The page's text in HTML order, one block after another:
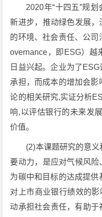
2020年“十四五”规
新进步，推动绿色发展
的环境、社会责任、公
overnance，即ESG）越
日益兴起。企业为了
承担，而成本的增加会
论的相关研究,实证分析
响,以评估银行的未来发
价值。
(2)本课题研究的意
要动力，是应对气候风
为碳中和目标的达成提
对上市商业银行绩效的
动承担社会责任，有助